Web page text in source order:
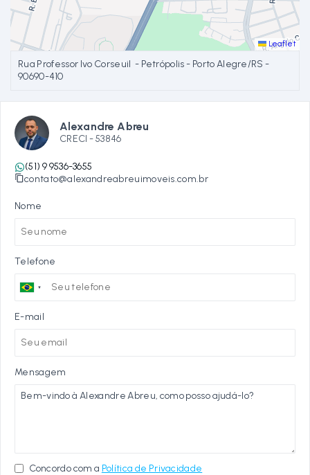
Leaflet
Rua Professor Ivo Corseuil - Petrópolis - Porto Alegre/RS -
90690-410
Alexandre Abreu
CRECI -53846
(51) 9 9536-3655
contato@alexandreabreuimoveis.com.br
Nome
Telefone
E-mail
Mensagem
Concordo com a Política de Privacidade